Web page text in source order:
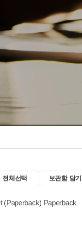
전체선택 보관함 담기
(Paperback) Paperback